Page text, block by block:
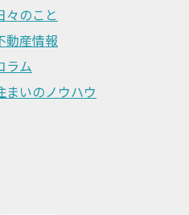
々のこと
動産情報
ラム
まいのノウハウ